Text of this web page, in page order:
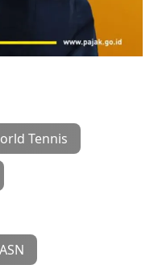
Tennis
ASN